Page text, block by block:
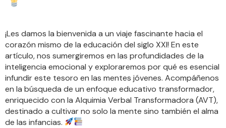
¡Les damos la bienvenida a un viaje fascinante hacia el
corazón mismo de la educación del siglo XXI! En este
artículo, nos sumergiremos en las profundidades de la
inteligencia emocional y exploraremos por qué es esencial
infundir este tesoro en las mentes jóvenes. Acompáñenos
en la búsqueda de un enfoque educativo transformador,
enriquecido con la Alquimia Verbal Transformadora (AVT),
destinado a cultivar no solo la mente sino también el alma
de las infancias.